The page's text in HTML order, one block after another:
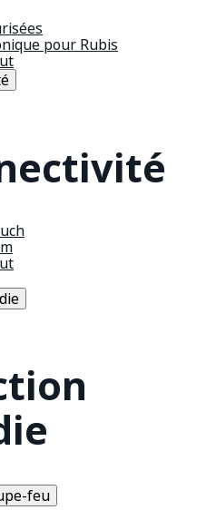
pour Rubis
feu